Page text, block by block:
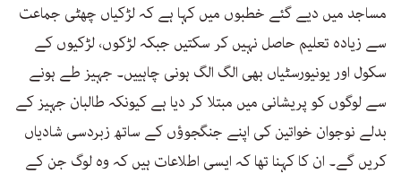
مساجد میں دیے گئے خطبوں میں کہا ہے کہ لڑکیاں چھٹی جماعت
سے زیادہ تعلیم حاصل نہیں کر سکتیں جبکہ لڑکوں، لڑکیوں کے
سکول اور یونیورسٹیاں بھی الگ الگ ہونی چاہییں۔ جہیز طے ہونے
سے لوگوں کو پریشانی میں مبتلا کر دیا ہے کیونکہ طالبان جہیز کے
بدلے نوجوان خواتین کی اپنے جنگجوؤں کے ساتھ زبردسی شادیاں
کریں گے۔ ان کا کہنا تھا کہ ایسی اطلاعات ہیں کہ وہ لوگ جن کے